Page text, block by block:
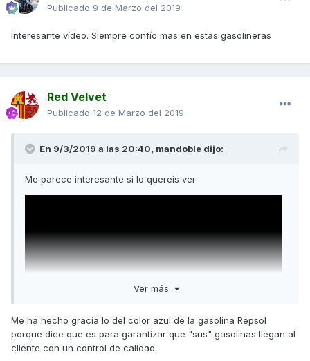
Publicado 9 de Marzo del 2019
Interesante vídeo. Siempre confío mas en estas gasolineras
Red Velvet
Publicado 12 de Marzo del 2019
En 9/3/2019 a las 20:40, mandoble dijo:
Me parece interesante si lo quereis ver
Ver más
Me ha hecho gracia lo del color azul de la gasolina Repsol
porque dice que es para garantizar que "sus" gasolinas llegan al
cliente con un control de calidad.